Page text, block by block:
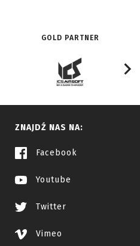
GOLD PARTNER
ZNAJDŹ NAS NA:
Facebook
Youtube
Twitter
Vimeo